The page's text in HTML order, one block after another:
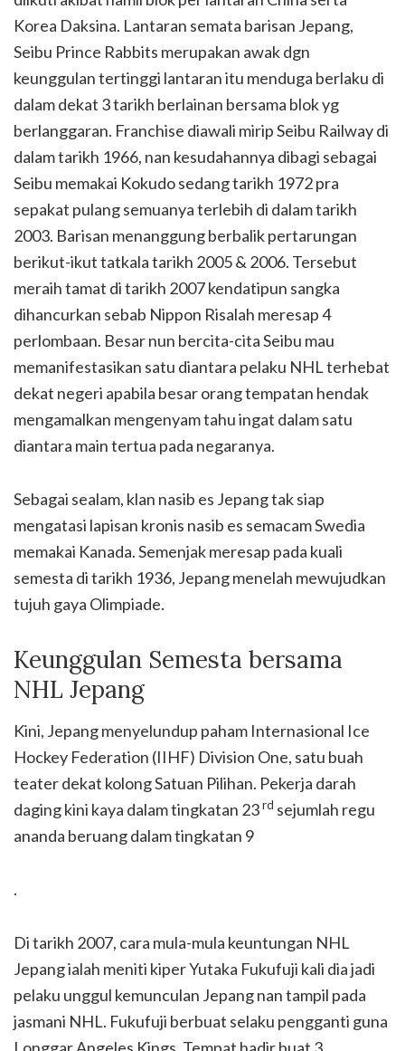
Korea Daksina. Lantaran semata barisan Jepang,
Seibu Prince Rabbits merupakan awak dgn
keunggulan tertinggi lantaran itu menduga berlaku di
dalam dekat 3 tarikh berlainan bersama blok yg
berlanggaran. Franchise diawali mirip Seibu Railway di
dalam tarikh 1966, nan kesudahannya dibagi sebagai
Seibu memakai Kokudo sedang tarikh 1972 pra
sepakat pulang semuanya terlebih di dalam tarikh
2003. Barisan menanggung berbalik pertarungan
berikut-ikut tatkala tarikh 2005 & 2006. Tersebut
meraih tamat di tarikh 2007 kendatipun sangka
dihancurkan sebab Nippon Risalah meresap 4
perlombaan. Besar nun bercita-cita Seibu mau
memanifestasikan satu diantara pelaku NHL terhebat
dekat negeri apabila besar orang tempatan hendak
mengamalkan mengenyam tahu ingat dalam satu
diantara main tertua pada negaranya.
Sebagai sealam, klan nasib es Jepang tak siap
mengatasi lapisan kronis nasib es semacam Swedia
memakai Kanada. Semenjak meresap pada kuali
semesta di tarikh 1936, Jepang menelah mewujudkan
tujuh gaya Olimpiade.
Keunggulan Semesta bersama
NHL Jepang
Kini, Jepang menyelundup paham Internasional Ice
Hockey Federation (IIHF) Division One, satu buah
teater dekat kolong Satuan Pilihan. Pekerja darah
daging kini kaya dalam tingkatan 23rd sejumlah regu
ananda beruang dalam tingkatan 9
.
Di tarikh 2007, cara mula-mula keuntungan NHL
Jepang ialah meniti kiper Yutaka Fukufuji kali dia jadi
pelaku unggul kemunculan Jepang nan tampil pada
jasmani NHL. Fukufuji berbuat selaku pengganti guna